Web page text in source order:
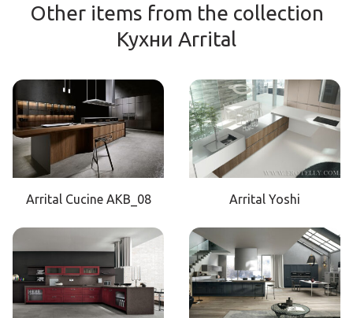
Other items from the collection
Кухни Arrital
Arrital Cucine AKB_08 Arrital Yoshi